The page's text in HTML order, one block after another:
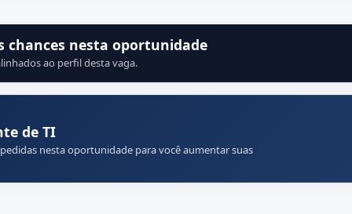
chances nesta oportunidade
ao perfil desta vaga.
de TI
nesta oportunidade para você aumentar suas